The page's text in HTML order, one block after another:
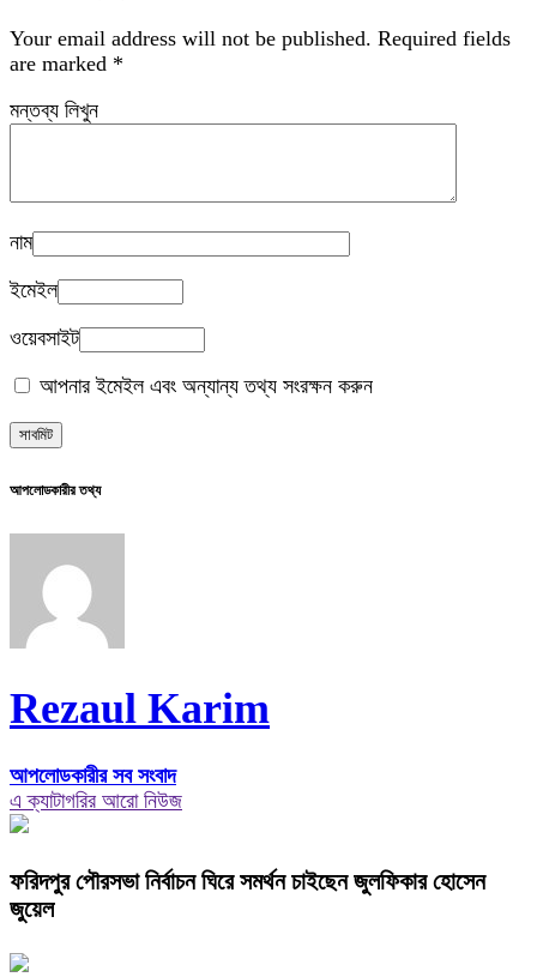
Your email address will not be published. Required fields
are marked *
মন্তব্য লিখুন
নাম
ইমেইল
ওয়েবসাইট
আপনার ইমেইল এবং অন্যান্য তথ্য সংরক্ষন করুন
আপলোডকারীর তথ্য
Rezaul Karim
আপলোডকারীর সব সংবাদ
এ ক্যাটাগরির আরো নিউজ
ফরিদপুর পৌরসভা নির্বাচন ঘিরে সমর্থন চাইছেন জুলফিকার হোসেন
জুয়েল